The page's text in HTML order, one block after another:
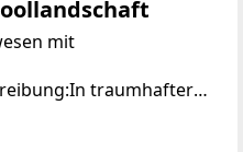
mit
traumhafter
sich dieses
als wahres Refugium